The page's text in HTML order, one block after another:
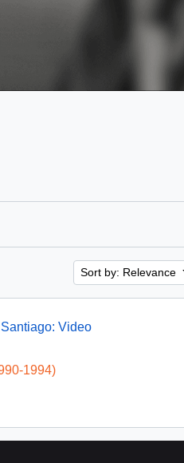
Sort by: Relevance
Video
1994)